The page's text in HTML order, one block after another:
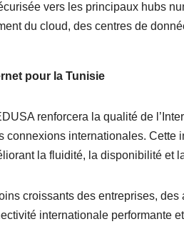
vers les principaux hubs
du cloud, des centres de
pour la Tunisie
renforcera la qualité de
connexions internationales. Cette
la fluidité, la disponibilité et
croissants des entreprises,
internationale performante